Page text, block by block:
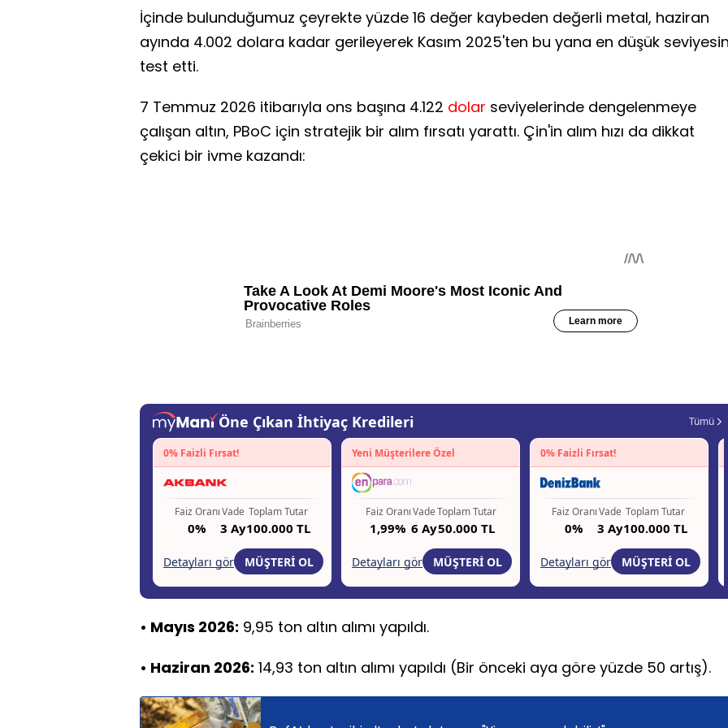
İçinde bulunduğumuz çeyrekte yüzde 16 değer kaybeden değerli metal, haziran
ayında 4.002 dolara kadar gerileyerek Kasım 2025'ten bu yana en düşük
test etti.
7 Temmuz 2026 itibarıyla ons başına 4.122 dolar seviyelerinde dengelenmeye
çalışan altın, PBoC için stratejik bir alım fırsatı yarattı. Çin'in alım hızı da dikkat
çekici bir ivme kazandı:
• Mayıs 2026: 9,95 ton altın alımı yapıldı.
• Haziran 2026: 14,93 ton altın alımı yapıldı (Bir önceki aya göre yüzde 50 artış).